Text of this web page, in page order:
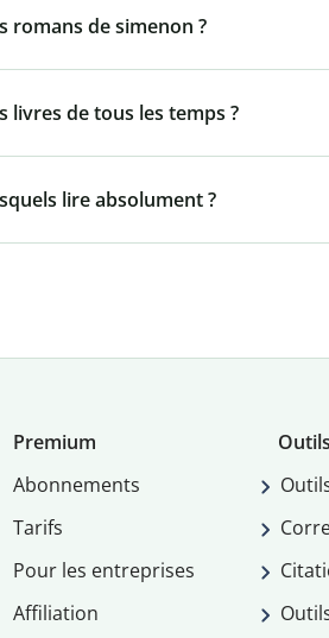
romans de simenon ?
livres de tous les temps ?
lire absolument ?
Premium
Abonnements
Tarifs
Pour les entreprises
Affiliation
Outils